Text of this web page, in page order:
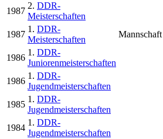
1987
2. DDR-
Meisterschaften
1987
1. DDR-
Meisterschaften
Mannschaft
1986
1. DDR-
Juniorenmeisterschaften
1986
1. DDR-
Jugendmeisterschaften
1985
1. DDR-
Jugendmeisterschaften
1984
1. DDR-
Jugendmeisterschaften